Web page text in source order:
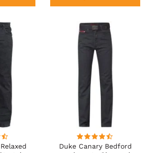
Duke Canary Bedford